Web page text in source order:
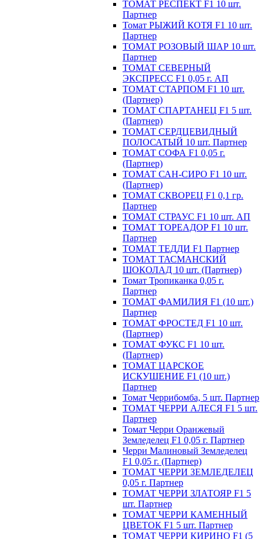
ТОМАТ РЕСПЕКТ F1 10 шт.
Партнер
Томат РЫЖИЙ КОТЯ F1 10 шт.
Партнер
ТОМАТ РОЗОВЫЙ ШАР 10 шт.
Партнер
ТОМАТ СЕВЕРНЫЙ
ЭКСПРЕСС F1 0,05 г. АП
ТОМАТ СТАРПОМ F1 10 шт.
(Партнер)
ТОМАТ СПАРТАНЕЦ F1 5 шт.
(Партнер)
ТОМАТ СЕРДЦЕВИДНЫЙ
ПОЛОСАТЫЙ 10 шт. Партнер
ТОМАТ СОФА F1 0,05 г.
(Партнер)
ТОМАТ САН-СИРО F1 10 шт.
(Партнер)
ТОМАТ СКВОРЕЦ F1 0,1 гр.
Партнер
ТОМАТ СТРАУС F1 10 шт. АП
ТОМАТ ТОРЕАДОР F1 10 шт.
Партнер
ТОМАТ ТЕДДИ F1 Партнер
ТОМАТ ТАСМАНСКИЙ
ШОКОЛАД 10 шт. (Партнер)
Томат Тропиканка 0,05 г.
Партнер
ТОМАТ ФАМИЛИЯ F1 (10 шт.)
Партнер
ТОМАТ ФРОСТЕД F1 10 шт.
(Партнер)
ТОМАТ ФУКС F1 10 шт.
(Партнер)
ТОМАТ ЦАРСКОЕ
ИСКУШЕНИЕ F1 (10 шт.)
Партнер
Томат Черрибомба, 5 шт. Партнер
ТОМАТ ЧЕРРИ АЛЕСЯ F1 5 шт.
Партнер
Томат Черри Оранжевый
Земледелец F1 0,05 г. Партнер
Черри Малиновый Земледелец
F1 0,05 г. (Партнер)
ТОМАТ ЧЕРРИ ЗЕМЛЕДЕЛЕЦ
0,05 г. Партнер
ТОМАТ ЧЕРРИ ЗЛАТОЯР F1 5
шт. Партнер
ТОМАТ ЧЕРРИ КАМЕННЫЙ
ЦВЕТОК F1 5 шт. Партнер
ТОМАТ ЧЕРРИ КИРИНО F1 (5